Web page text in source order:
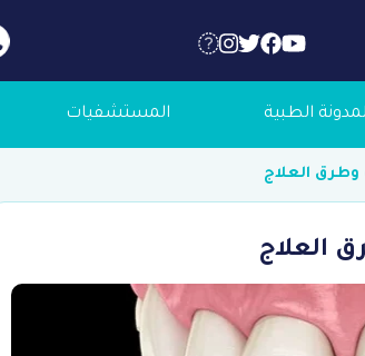
الطبية المستشفيات
وطرق العلاج
العلاج